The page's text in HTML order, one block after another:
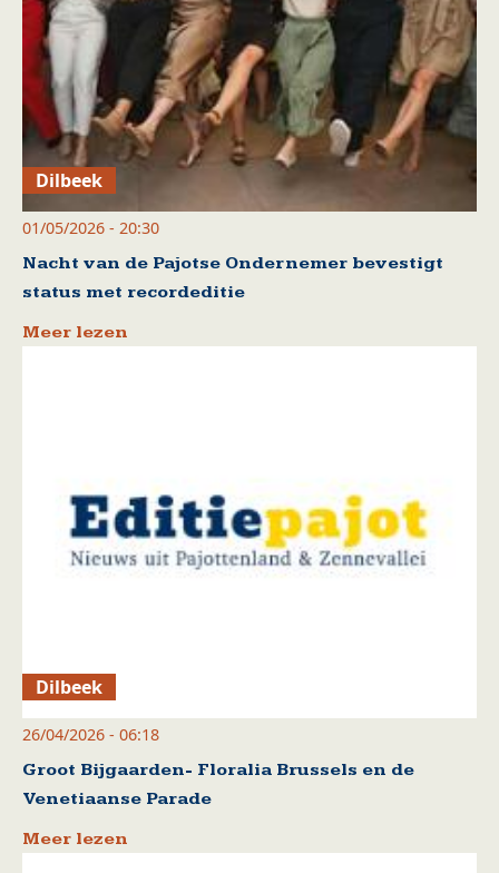
Dilbeek
01/05/2026 - 20:30
Nacht van de Pajotse Ondernemer bevestigt
status met recordeditie
Meer lezen
Dilbeek
26/04/2026 - 06:18
Groot Bijgaarden- Floralia Brussels en de
Venetiaanse Parade
Meer lezen